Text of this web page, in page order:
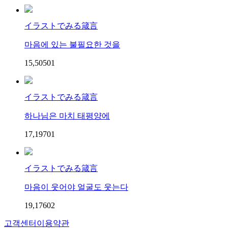
イラストでみる箴言
마음에 있는 불필요한 것을
15,50501
イラストでみる箴言
하나님은 마치 태평양에
17,19701
イラストでみる箴言
마음이 웃어야 얼굴도 웃는다
19,17602
고객센터 이용약관